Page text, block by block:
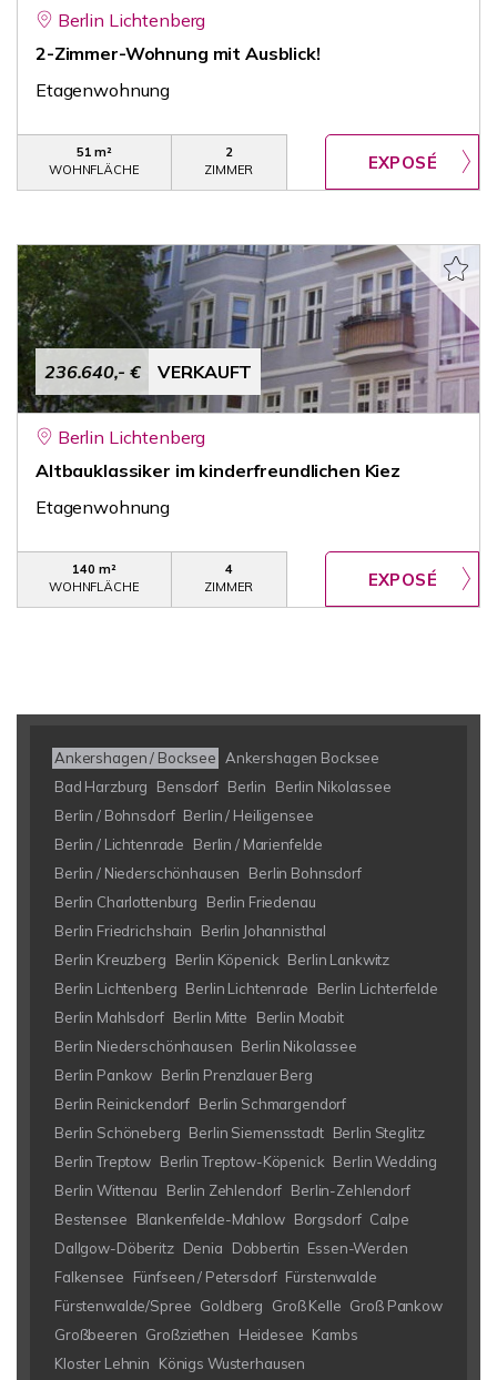
Berlin Lichtenberg
2-Zimmer-Wohnung mit Ausblick!
Etagenwohnung
51 m²
WOHNFLÄCHE
2
ZIMMER
236.640,- € VERKAUFT
Berlin Lichtenberg
Altbauklassiker im kinderfreundlichen Kiez
Etagenwohnung
140 m²
WOHNFLÄCHE
4
ZIMMER
Ankershagen / Bocksee
Ankershagen Bocksee
Bad Harzburg
Bensdorf Berlin
Berlin Nikolassee
Berlin / Bohnsdorf Berlin / Heiligensee
Berlin / Lichtenrade
Berlin / Marienfelde
Berlin / Niederschönhausen
Berlin Bohnsdorf
Berlin Charlottenburg
Berlin Friedenau
Berlin Friedrichshain
Berlin Johannisthal
Berlin Kreuzberg
Berlin Köpenick Berlin Lankwitz
Berlin Lichtenberg Berlin Lichtenrade
Berlin Lichterfelde
Berlin Mahlsdorf Berlin Mitte
Berlin Moabit
Berlin Niederschönhausen Berlin Nikolassee
Berlin Pankow Berlin Prenzlauer Berg
Berlin Reinickendorf Berlin Schmargendorf
Berlin Schöneberg Berlin Siemensstadt Berlin Steglitz
Berlin Treptow Berlin Treptow-Köpenick Berlin Wedding
Berlin Wittenau
Berlin Zehlendorf Berlin-Zehlendorf
Bestensee
Blankenfelde-Mahlow Borgsdorf Calpe
Dallgow-Döberitz Denia Dobbertin Essen-Werden
Falkensee
Fünfseen / Petersdorf Fürstenwalde
Fürstenwalde/Spree Goldberg Groß Kelle Groß Pankow
Großbeeren Großziethen Heidesee Kambs
Kloster Lehnin
Königs Wusterhausen